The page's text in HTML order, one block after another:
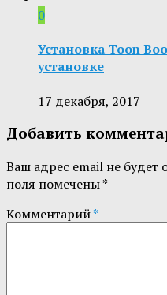
0
Установка Toon
установке
17 декабря, 2017
Добавить
Ваш адрес email не будет
поля помечены*
Комментарий*